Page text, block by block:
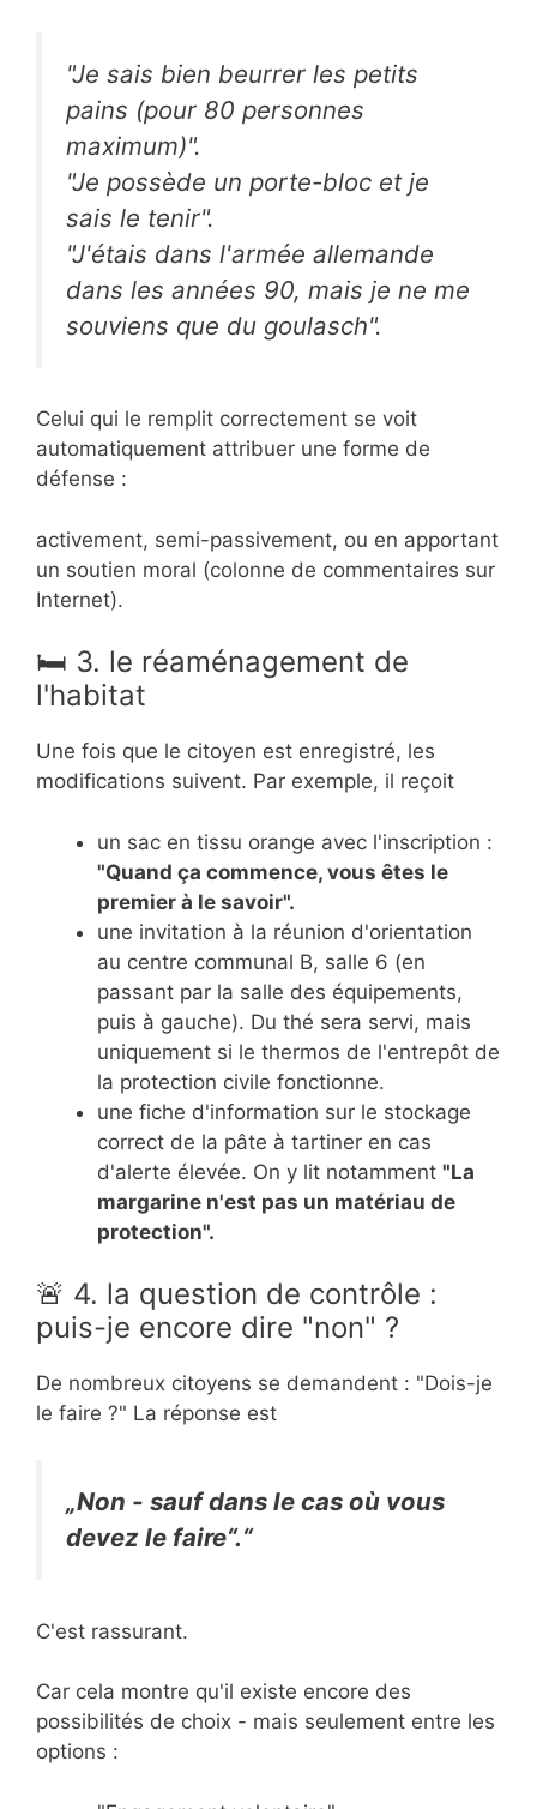
"Je sais bien beurrer les petits
pains (pour 80 personnes
maximum)".
"Je possède un porte-bloc et je
sais le tenir".
"J'étais dans l'armée allemande
dans les années 90, mais je ne me
souviens que du goulasch".
Celui qui le remplit correctement se voit
automatiquement attribuer une forme de
défense :
activement, semi-passivement, ou en apportant
un soutien moral (colonne de commentaires sur
Internet).
🛏 3. le réaménagement de
l'habitat
Une fois que le citoyen est enregistré, les
modifications suivent. Par exemple, il reçoit
un sac en tissu orange avec l'inscription :
"Quand ça commence, vous êtes le
premier à le savoir".
une invitation à la réunion d'orientation
au centre communal B, salle 6 (en
passant par la salle des équipements,
puis à gauche). Du thé sera servi, mais
uniquement si le thermos de l'entrepôt de
la protection civile fonctionne.
une fiche d'information sur le stockage
correct de la pâte à tartiner en cas
d'alerte élevée. On y lit notamment "La
margarine n'est pas un matériau de
protection".
🚨 4. la question de contrôle :
puis-je encore dire "non" ?
De nombreux citoyens se demandent : "Dois-je
le faire ?" La réponse est
„Non - sauf dans le cas où vous
devez le faire“.“
C'est rassurant.
Car cela montre qu'il existe encore des
possibilités de choix - mais seulement entre les
options :